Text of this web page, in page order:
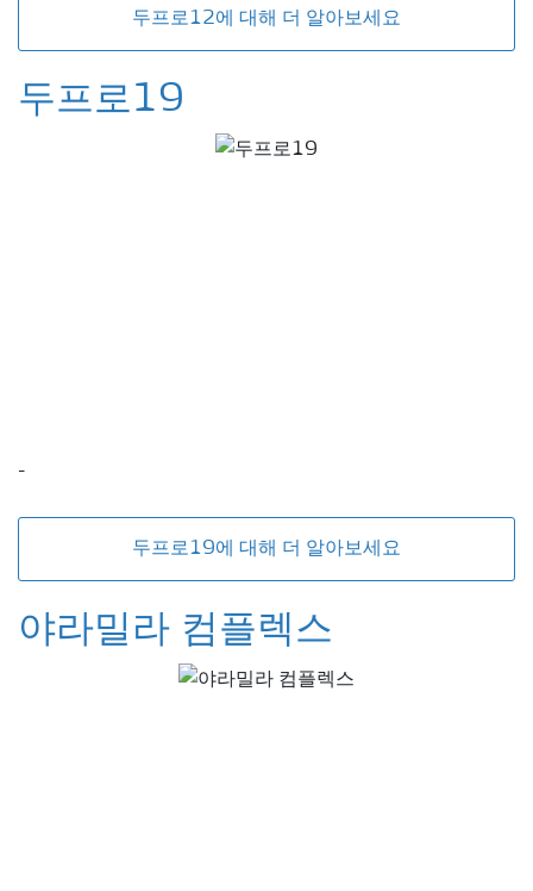
두프로12에 대해 더 알아보세요
두프로19
-
두프로19에 대해 더 알아보세요
야라밀라 컴플렉스